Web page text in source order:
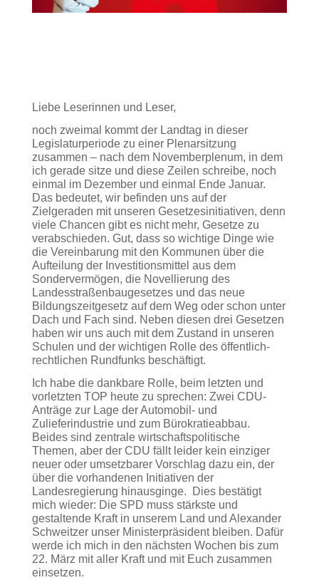
Liebe Leserinnen und Leser,
noch zweimal kommt der Landtag in dieser
Legislaturperiode zu einer Plenarsitzung
zusammen – nach dem Novemberplenum, in dem
ich gerade sitze und diese Zeilen schreibe, noch
einmal im Dezember und einmal Ende Januar.
Das bedeutet, wir befinden uns auf der
Zielgeraden mit unseren Gesetzesinitiativen, denn
viele Chancen gibt es nicht mehr, Gesetze zu
verabschieden. Gut, dass so wichtige Dinge wie
die Vereinbarung mit den Kommunen über die
Aufteilung der Investitionsmittel aus dem
Sondervermögen, die Novellierung des
Landesstraßenbaugesetzes und das neue
Bildungszeitgesetz auf dem Weg oder schon unter
Dach und Fach sind. Neben diesen drei Gesetzen
haben wir uns auch mit dem Zustand in unseren
Schulen und der wichtigen Rolle des öffentlich-
rechtlichen Rundfunks beschäftigt.
Ich habe die dankbare Rolle, beim letzten und
vorletzten TOP heute zu sprechen: Zwei CDU-
Anträge zur Lage der Automobil- und
Zulieferindustrie und zum Bürokratieabbau.
Beides sind zentrale wirtschaftspolitische
Themen, aber der CDU fällt leider kein einziger
neuer oder umsetzbarer Vorschlag dazu ein, der
über die vorhandenen Initiativen der
Landesregierung hinausginge. Dies bestätigt
mich wieder: Die SPD muss stärkste und
gestaltende Kraft in unserem Land und Alexander
Schweitzer unser Ministerpräsident bleiben. Dafür
werde ich mich in den nächsten Wochen bis zum
22. März mit aller Kraft und mit Euch zusammen
einsetzen.